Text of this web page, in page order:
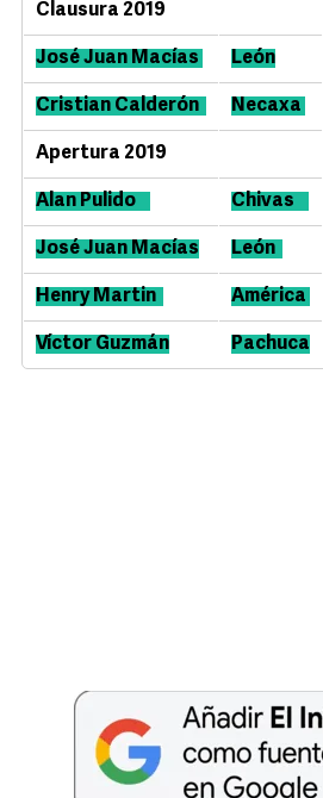
Clausura 2019
José Juan Macías León
Cristian Calderón Necaxa
Apertura 2019
Alan Pulido Chivas
José Juan Macías León
HenryMartin América
Víctor Guzmán Pachuca